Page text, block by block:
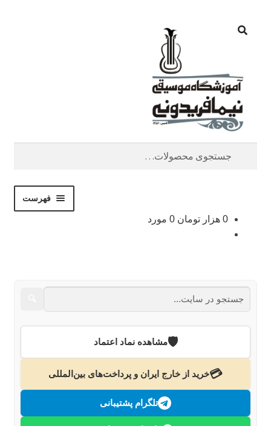
فهرست
نام‌نویسی
استودیو
درباره ما
تماس با ما
جستجو
0 هزار تومان 0 مورد
🛡️مشاهده نماد اعتماد
💳خرید از خارج ایران و پرداخت‌های بین‌المللی
تلگرام پشتیبانی